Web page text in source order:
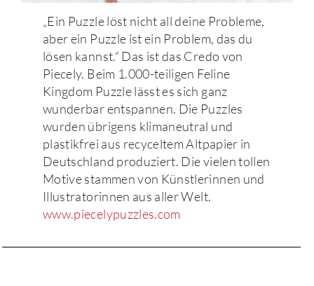
„Ein Puzzle löst nicht all deine Probleme,
aber ein Puzzle ist ein Problem, das du
lösen kannst.“ Das ist das Credo von
Piecely. Beim 1.000-teiligen Feline
Kingdom Puzzle lässt es sich ganz
wunderbar entspannen. Die Puzzles
wurden übrigens klimaneutral und
plastikfrei aus recyceltem Altpapier in
Deutschland produziert. Die vielen tollen
Motive stammen von Künstlerinnen und
Illustratorinnen aus aller Welt.
www.piecelypuzzles.com